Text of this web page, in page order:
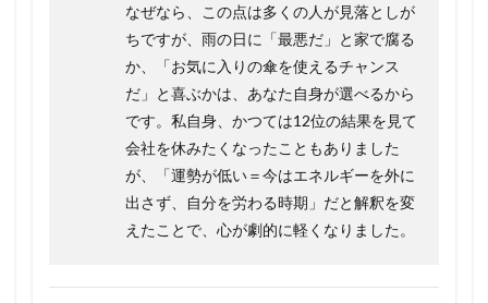
なぜなら、この点は多くの人が見落としが
ちですが、雨の日に「最悪だ」と家で腐る
か、「お気に入りの傘を使えるチャンス
だ」と喜ぶかは、あなた自身が選べるから
です。私自身、かつては12位の結果を見て
会社を休みたくなったこともありました
が、「運勢が低い＝今はエネルギーを外に
出さず、自分を労わる時期」だと解釈を変
えたことで、心が劇的に軽くなりました。